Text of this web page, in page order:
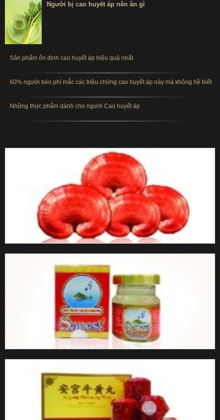
Người bị cao huyết áp nên ăn gì
Sản phẩm ổn định cao huyết áp hiệu quả nhất
60% người béo phì mắc các triệu chứng cao huyết áp này mà không hề biết
Những thực phẩm dành cho người Cao huyết áp